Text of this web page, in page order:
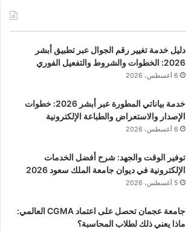
دليل خدمة تغيير رقم الجوال عبر تطبيق أبشر
2026: الخطوات والشروط والتفعيل الفوري
6 أغسطس، 2026
خدمة بياناتي المطورة عبر أبشر 2026: خطوات
الإصدار والاستعراض والطباعة الإلكترونية
6 أغسطس، 2026
توفير الوقت والجهد: شرح أفضل الخدمات
الإلكترونية في ديوان جامعة الملك سعود 2026
5 أغسطس، 2026
جامعة عجمان تحصل على اعتماد CGMA العالمي:
ماذا يعني ذلك لطلاب المحاسبة؟